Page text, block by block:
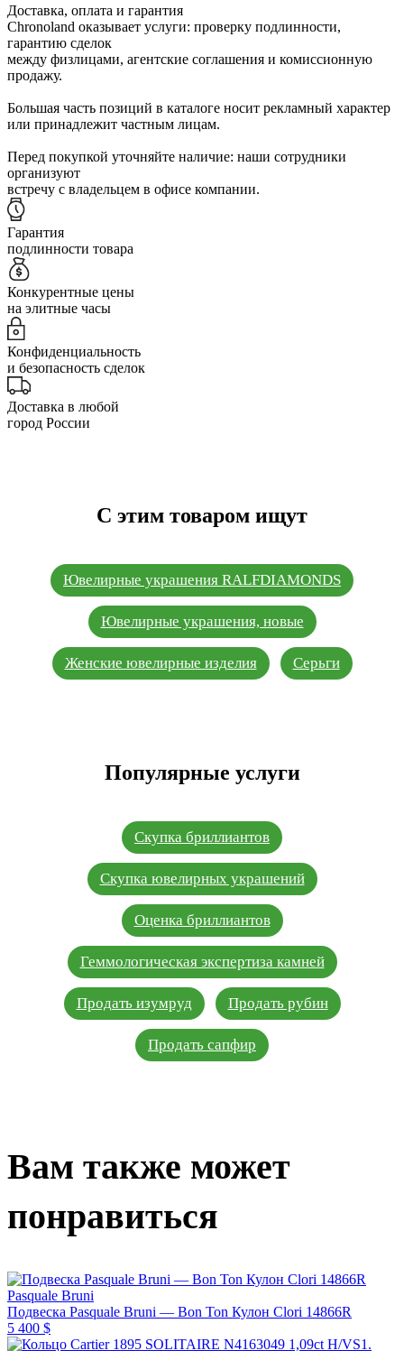
Доставка, оплата и гарантия
Chronoland оказывает услуги: проверку подлинности,
гарантию сделок
между физлицами, агентские соглашения и комиссионную
продажу.
Большая часть позиций в каталоге носит рекламный характер
или принадлежит частным лицам.
Перед покупкой уточняйте наличие: наши сотрудники
организуют
встречу с владельцем в офисе компании.
Гарантия
подлинности товара
Конкурентные цены
на элитные часы
Конфиденциальность
и безопасность сделок
Доставка в любой
город России
С этим товаром ищут
Ювелирные украшения RALFDIAMONDS
Ювелирные украшения, новые
Женские ювелирные изделия Серьги
Популярные услуги
Скупка бриллиантов
Скупка ювелирных украшений
Оценка бриллиантов
Геммологическая экспертиза камней
Продать изумруд Продать рубин
Продать сапфир
Вам также может
понравиться
Pasquale Bruni
Подвеска Pasquale Bruni — Bon Ton Кулон Clori 14866R
5 400 $